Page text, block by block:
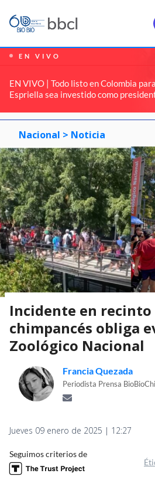
EN VIVO
EN VIVO | Todo listo en Colombia
Espriella sea investido como
Nacional > Noticia
Incidente en recinto
chimpancés obliga
Zoológico Nacional
Francia Quezada
Periodista Prensa
Jueves 09 enero de 2025 | 12:27
Seguimos criterios de